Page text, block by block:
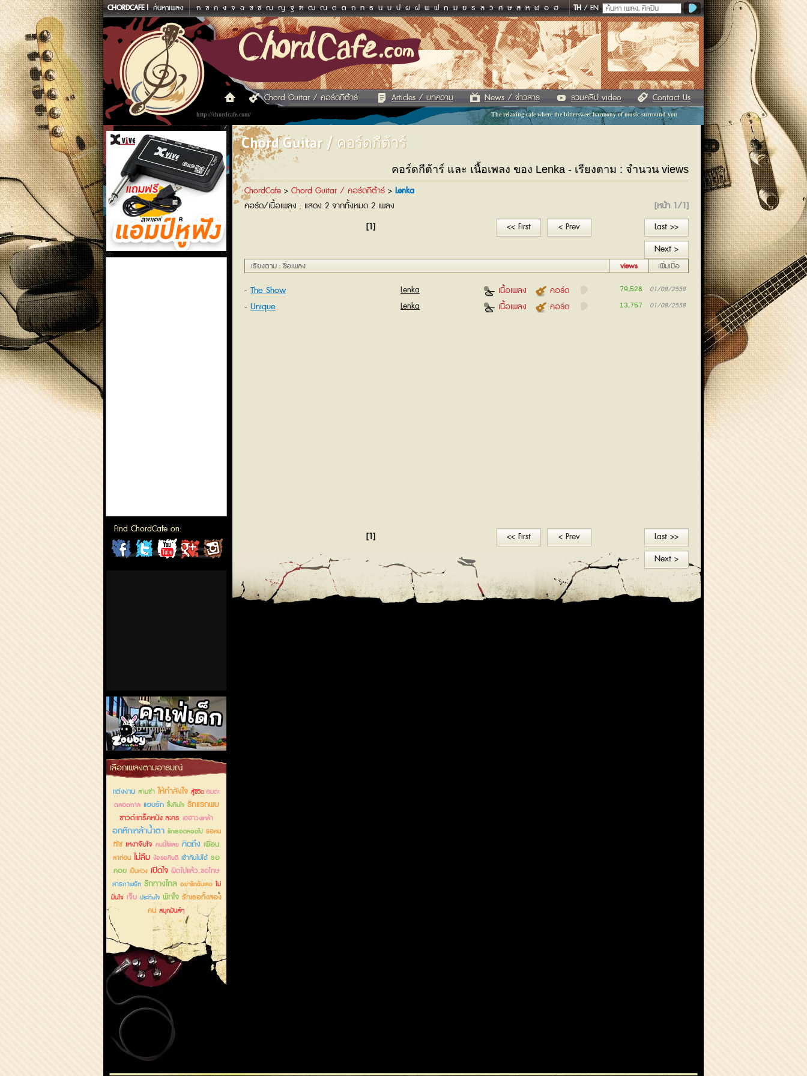
CHORDCAFE ค้นหาเพลง ก ข ค ง จ ฉ ช ซ ฌ ญ ฐ ฑ ฒ ณ ด ต ถ ท ธ น บ ป ผ ฝ พ ฟ ภ ม ย ร ล ว ศ ษ ส ห ฬ อ ฮ TH/EN
The relaxing cafe where the bittersweet harmony of music surround you
http://chordcafe.com/
Chord Guitar / คอร์ดกีต้าร์ Articles / บทความ News / ข่าวสาร รวมคลิป video Contact Us
แอมป์หูฟัง
Find ChordCafe on:
ChordCafeChordCafeChordCafeChordCafe
คาเฟ่เด็กลำลูกกา
เลือกเพลงตามอารมณ์
แต่งงาน สามช่า ให้กำลังใจ สู้ชีวิตอมตะ
ตลอดกาล แอบรัก ซึ้งกินใจ รักแรกพบ
ซาวด์แทร็คหนัง ละคร เฮฮาวงเหล้า
อกหักเคล้าน้ำตา รักเธอตลอดไป รอคน
ที่ใช่ เหงาจับใจ คนนี้ใช่เลย คิดถึง เพื่อน
ลาก่อน ไม่ลืม ง้อขอคืนดี เข้ากันไม่ได้ รอ
คอย เป็นห่วง เปิดใจ ผิดไปแล้ว..ขอโทษ
สารภาพรัก รักทางไกล อย่ารักฉันเลย ไม่
มั่นใจ เจ็บ ประทับใจ พักใจ รักเธอทั้งสอง
คน สนุกมันส์ๆ
Chord Guitar / คอร์ดกีต้าร์
คอร์ดกีต้าร์ และ เนื้อเพลง ของ Lenka - เรียงตาม : จำนวน views
ChordCafe > Chord Guitar / คอร์ดกีต้าร์ > Lenka
คอร์ด/เนื้อเพลง : แสดง 2 จากทั้งหมด 2 เพลง
[หน้า 1/1]
<< First
< Prev
[1]
Last >>
Next >
เรียงตาม : ชื่อเพลง เพิ่มเมื่อ
views
The Show Lenka 01/08/2558
79,528
คอร์ด
เนื้อเพลง
Unique Lenka 01/08/2558
13,757
คอร์ด
เนื้อเพลง
<< First < Prev
[1]
Last >>
Next >